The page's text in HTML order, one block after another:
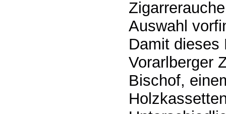
Auswahl
Damit dieses
Vorarlberger
Bischof,